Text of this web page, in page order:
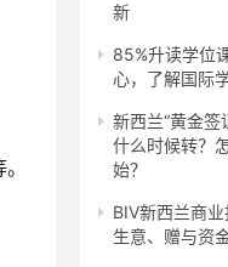
新
85%升读学位
心，了解国际
新西兰“黄金签
什么时候转？
始？
BIV新西兰商
生意、赠与资